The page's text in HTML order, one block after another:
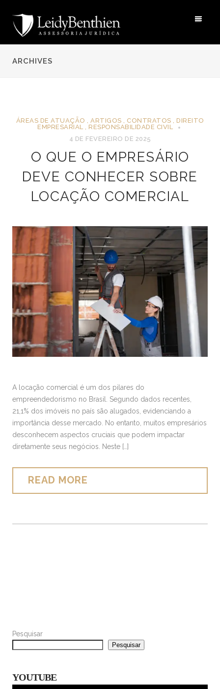
ARCHIVES
ÁREAS DE ATUAÇÃO , ARTIGOS , CONTRATOS , DIREITO
EMPRESARIAL ,RESPONSABILIDADE CIVIL
4 DE FEVEREIRO DE 2025
O QUE O EMPRESÁRIO
DEVE CONHECER SOBRE
LOCAÇÃO COMERCIAL
A locação comercial é um dos pilares do
empreendedorismo no Brasil. Segundo dados recentes,
21,1% dos imóveis no país são alugados, evidenciando a
importância desse mercado. No entanto, muitos empresários
desconhecem aspectos cruciais que podem impactar
diretamente seus negócios. Neste […]
READ MORE
Pesquisar
Pesquisar
YOUTUBE